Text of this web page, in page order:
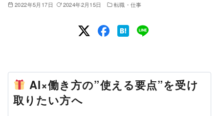
2022年5月17日 2024年2月15日 転職・仕事
AI×働き方の”使える要点”を受け
取りたい方へ